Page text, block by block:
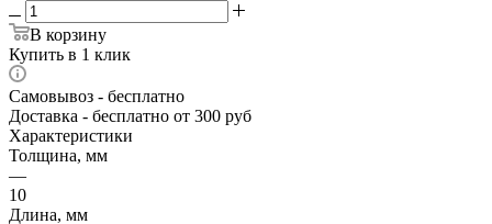
В корзину
Купить в 1 клик
Самовывоз - бесплатно
Доставка - бесплатно от 300 руб
Характеристики
Толщина, мм
—
10
Длина, мм